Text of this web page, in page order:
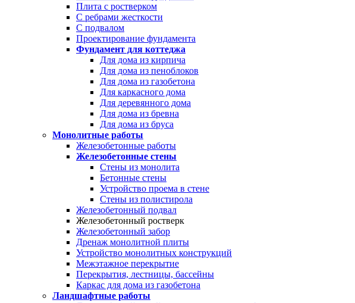
Плита с ростверком
С ребрами жесткости
С подвалом
Проектирование фундамента
Фундамент для коттеджа
Для дома из кирпича
Для дома из пеноблоков
Для дома из газобетона
Для каркасного дома
Для деревянного дома
Для дома из бревна
Для дома из бруса
Монолитные работы
Железобетонные работы
Железобетонные стены
Стены из монолита
Бетонные стены
Устройство проема в стене
Стены из полистирола
Железобетонный подвал
Железобетонный ростверк
Железобетонный забор
Дренаж монолитной плиты
Устройство монолитных конструкций
Межэтажное перекрытие
Перекрытия, лестницы, бассейны
Каркас для дома из газобетона
Ландшафтные работы